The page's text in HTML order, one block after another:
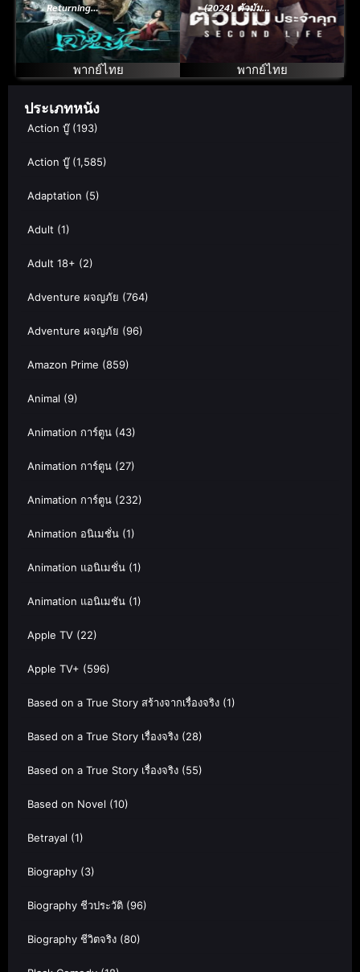
Returning
(2023) ค่ำคืนคืน
วิญญาณ
พากย์ไทย
(2024) ตัวมัม
ประจำคุก
พากย์ไทย
ประเภทหนัง
Action บู๊(193)
Action บู๊(1,585)
Adaptation (5)
Adult (1)
Adult 18+ (2)
Adventure ผจญภัย (764)
Adventure ผจญภัย (96)
Amazon Prime (859)
Animal (9)
Animation การ์ตูน (43)
Animation การ์ตูน (27)
Animation การ์ตูน (232)
Animation อนิเมชั่น (1)
Animation แอนิเมชั่น (1)
Animation แอนิเมชัน (1)
Apple TV (22)
Apple TV+ (596)
Based on a True Story สร้างจากเรื่องจริง (1)
Based on a True Story เรื่องจริง (28)
Based on a True Story เรื่องจริง (55)
Based on Novel (10)
Betrayal (1)
Biography (3)
Biography ชีวประวัติ (96)
Biography ชีวิตจริง (80)